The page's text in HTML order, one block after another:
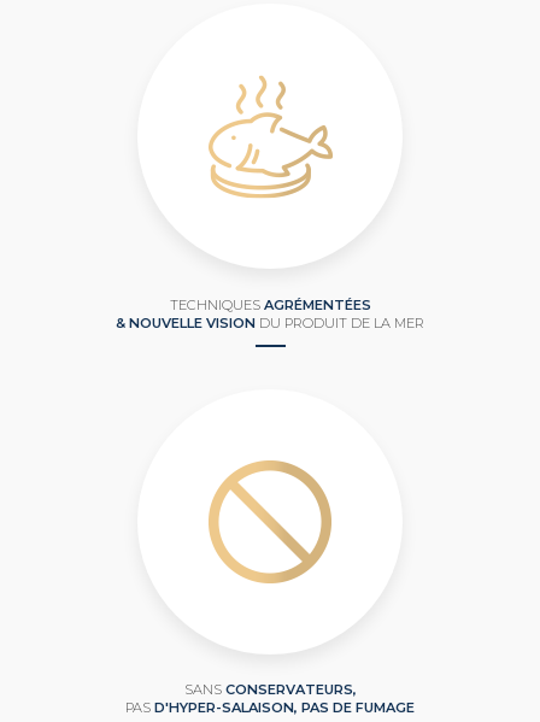
TECHNIQUES AGRÉMENTÉES
& NOUVELLE VISION DU PRODUIT DE LA MER
SANS CONSERVATEURS,
PAS D'HYPER-SALAISON, PAS DE FUMAGE